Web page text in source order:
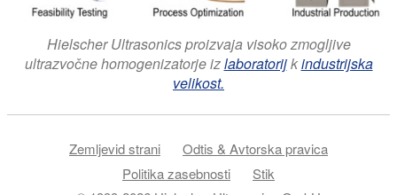
Hielscher Ultrasonics proizvaja visoko zmogljive
ultrazvočne homogenizatorje izlaboratorijkindustrijska
velikost.
Zemljevid strani
Odtis & Avtorska pravica
Politika zasebnosti
Stik